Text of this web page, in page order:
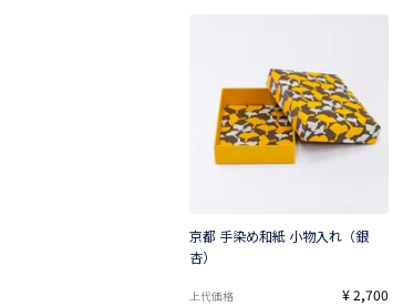
京都 手染め和紙 小物入れ（銀
杏）
上代価格 ¥ 2,700